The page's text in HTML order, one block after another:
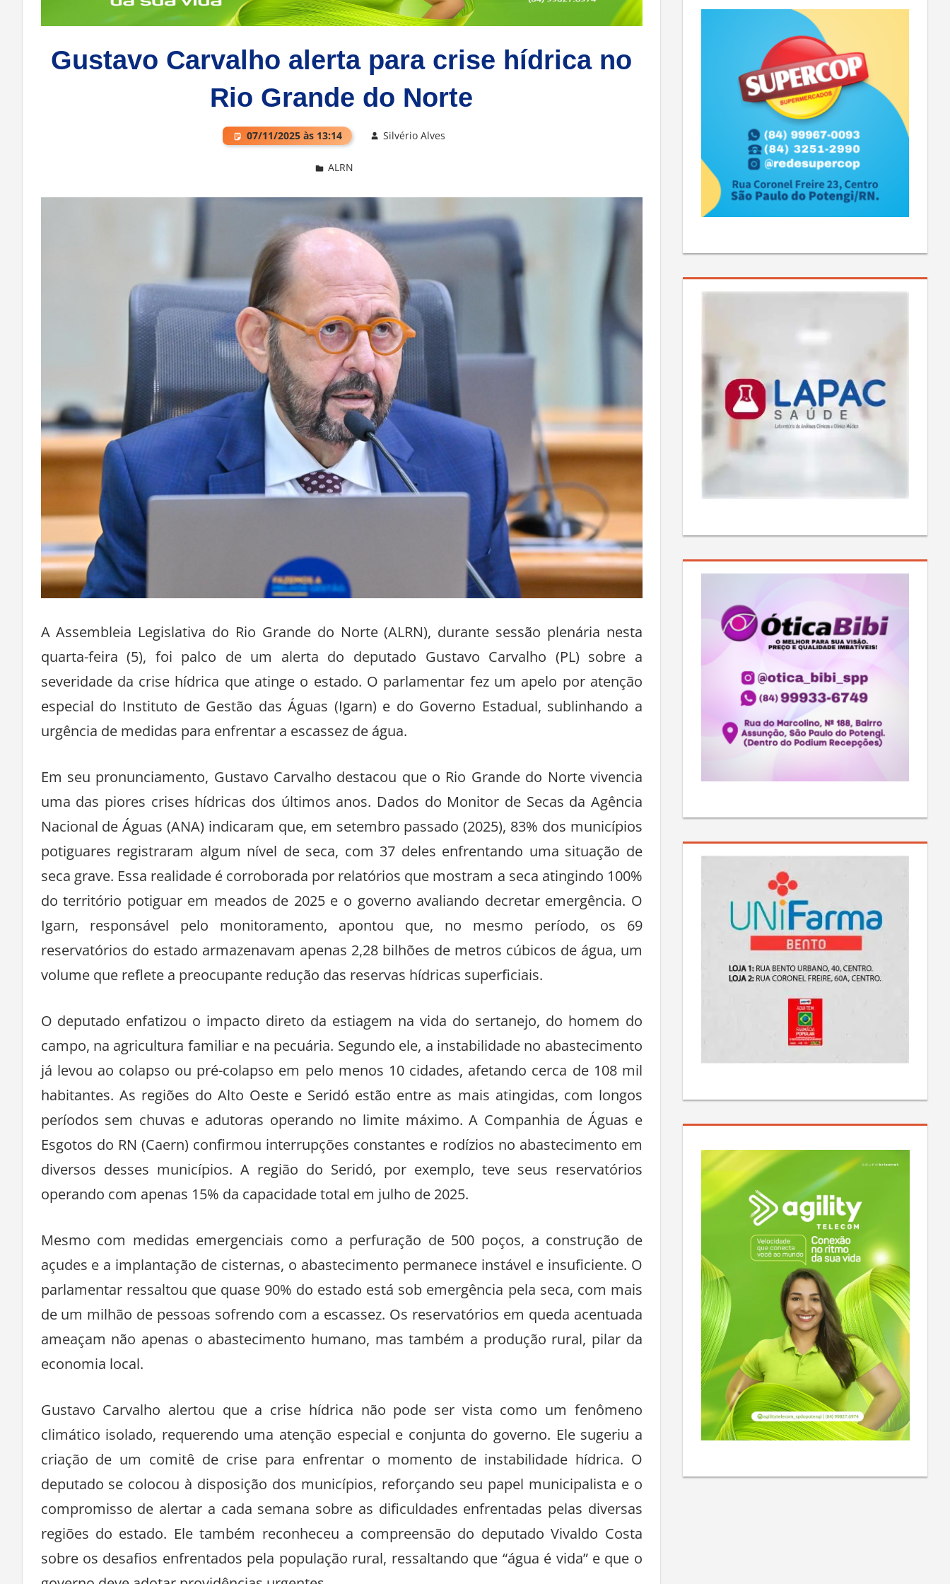
Gustavo Carvalho alerta para crise hídrica no
Rio Grande do Norte
07/11/2025 às 13:14
A Assembleia Legislativa do Rio Grande do Norte (ALRN), durante sessão plenária nesta
quarta-feira (5), foi palco de um alerta do deputado Gustavo Carvalho (PL) sobre a
severidade da crise hídrica que atinge o estado. O parlamentar fez um apelo por atenção
especial do Instituto de Gestão das Águas (Igarn) e do Governo Estadual, sublinhando a
urgência de medidas para enfrentar a escassez de água.
Em seu pronunciamento, Gustavo Carvalho destacou que o Rio Grande do Norte vivencia
uma das piores crises hídricas dos últimos anos. Dados do Monitor de Secas da Agência
Nacional de Águas (ANA) indicaram que, em setembro passado (2025), 83% dos municípios
potiguares registraram algum nível de seca, com 37 deles enfrentando uma situação de
seca grave. Essa realidade é corroborada por relatórios que mostram a seca atingindo 100%
do território potiguar em meados de 2025 e o governo avaliando decretar emergência. O
Igarn, responsável pelo monitoramento, apontou que, no mesmo período, os 69
reservatórios do estado armazenavam apenas 2,28 bilhões de metros cúbicos de água, um
volume que reflete a preocupante redução das reservas hídricas superficiais.
O deputado enfatizou o impacto direto da estiagem na vida do sertanejo, do homem do
campo, na agricultura familiar e na pecuária. Segundo ele, a instabilidade no abastecimento
já levou ao colapso ou pré-colapso em pelo menos 10 cidades, afetando cerca de 108 mil
habitantes. As regiões do Alto Oeste e Seridó estão entre as mais atingidas, com longos
períodos sem chuvas e adutoras operando no limite máximo. A Companhia de Águas e
Esgotos do RN (Caern) confirmou interrupções constantes e rodízios no abastecimento em
diversos desses municípios. A região do Seridó, por exemplo, teve seus reservatórios
operando com apenas 15% da capacidade total em julho de 2025.
Mesmo com medidas emergenciais como a perfuração de 500 poços, a construção de
açudes e a implantação de cisternas, o abastecimento permanece instável e insuficiente. O
parlamentar ressaltou que quase 90% do estado está sob emergência pela seca, com mais
de um milhão de pessoas sofrendo com a escassez. Os reservatórios em queda acentuada
ameaçam não apenas o abastecimento humano, mas também a produção rural, pilar da
economia local.
Gustavo Carvalho alertou que a crise hídrica não pode ser vista como um fenômeno
climático isolado, requerendo uma atenção especial e conjunta do governo. Ele sugeriu a
criação de um comitê de crise para enfrentar o momento de instabilidade hídrica. O
deputado se colocou à disposição dos municípios, reforçando seu papel municipalista e o
compromisso de alertar a cada semana sobre as dificuldades enfrentadas pelas diversas
regiões do estado. Ele também reconheceu a compreensão do deputado Vivaldo Costa
sobre os desafios enfrentados pela população rural, ressaltando que “água é vida” e que o